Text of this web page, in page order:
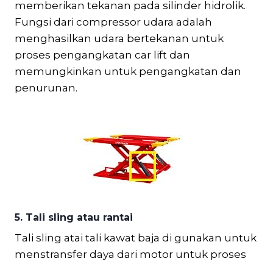
memberikan tekanan pada silinder hidrolik.
Fungsi dari compressor udara adalah
menghasilkan udara bertekanan untuk
proses pengangkatan car lift dan
memungkinkan untuk pengangkatan dan
penurunan.
5. Tali sling atau rantai
Tali sling atai tali kawat baja di gunakan untuk
menstransfer daya dari motor untuk proses